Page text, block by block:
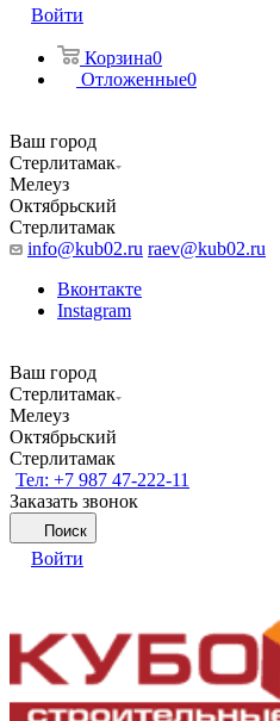
Войти
Корзина0
Отложенные0
Ваш город
Стерлитамак
Мелеуз
Октябрьский
Стерлитамак
info@kub02.ru raev@kub02.ru
Вконтакте
Instagram
Ваш город
Стерлитамак
Мелеуз
Октябрьский
Стерлитамак
Тел: +7 987 47-222-11
Заказать звонок
Поиск
Войти